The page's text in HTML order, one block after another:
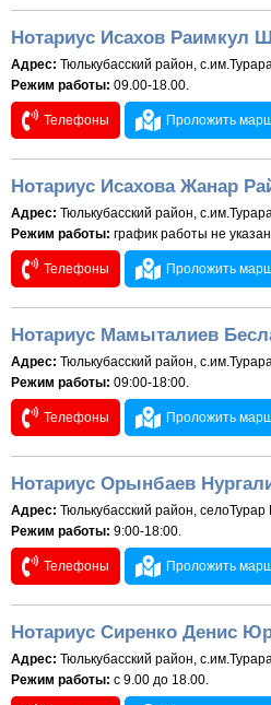
Нотариус Исахов Раимкул
Адрес: Тюлькубасский район,
Режим работы: 09.00-18.00.
Телефоны Проложить
Нотариус Исахова Жанар
Адрес: Тюлькубасский район,
Режим работы: график работы не
Телефоны Проложить
Нотариус Мамыталиев
Адрес: Тюлькубасский район,
Режим работы: 09:00-18:00.
Телефоны Проложить
Нотариус Орынбаев
Адрес: Тюлькубасский район,
Режим работы: 9:00-18:00.
Телефоны Проложить
Нотариус Сиренко Денис
Адрес: Тюлькубасский район,
Режим работы: с 9.00 до 18.00.